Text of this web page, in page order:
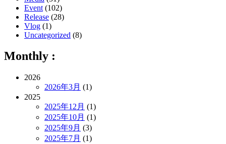
Event (102)
Release (28)
Vlog (1)
Uncategorized (8)
Monthly :
2026
2026年3月 (1)
2025
2025年12月 (1)
2025年10月 (1)
2025年9月 (3)
2025年7月 (1)